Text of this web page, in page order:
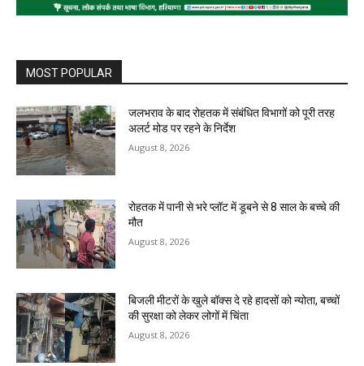
MOST POPULAR
जलभराव के बाद रोहतक में संबंधित विभागों को पूरी तरह
अलर्ट मोड पर रहने के निर्देश
August 8, 2026
रोहतक में पानी से भरे प्लॉट में डूबने से 8 साल के बच्चे की
मौत
August 8, 2026
बिजली मीटरों के खुले बॉक्स दे रहे हादसों को न्योता, बच्चों
की सुरक्षा को लेकर लोगों में चिंता
August 8, 2026